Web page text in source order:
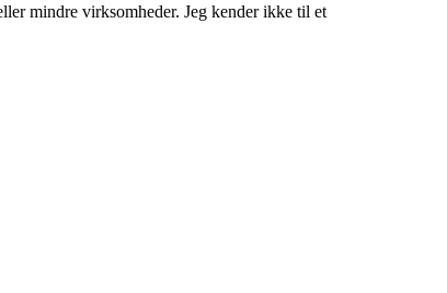
mindre virksomheder. Jeg kender ikke til et